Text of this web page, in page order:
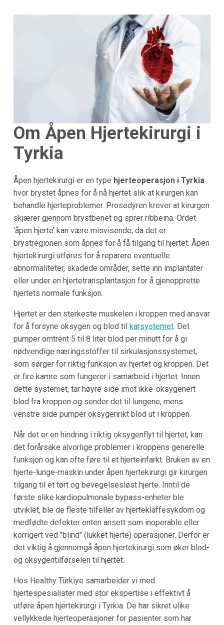
Om Åpen Hjertekirurgi i
Tyrkia
Åpen hjertekirurgi er en type hjerteoperasjon i Tyrkia
hvor brystet åpnes for å nå hjertet slik at kirurgen kan
behandle hjerteproblemer. Prosedyren krever at kirurgen
skjærer gjennom brystbenet og sprer ribbeina. Ordet
‘åpen hjerte’ kan være misvisende, da det er
brystregionen som åpnes for å få tilgang til hjertet. Åpen
hjertekirurgi utføres for å reparere eventuelle
abnormaliteter, skadede områder, sette inn implantater
eller under en hjertetransplantasjon for å gjenopprette
hjertets normale funksjon.
Hjertet er den sterkeste muskelen i kroppen med ansvar
for å forsyne oksygen og blod til karsystemet. Det
pumper omtrent 5 til 8 liter blod per minutt for å gi
nødvendige næringsstoffer til sirkulasjonssystemet,
som sørger for riktig funksjon av hjertet og kroppen. Det
er fire kamre som fungerer i samarbeid i hjertet. Innen
dette systemet, tar høyre side imot ikke-oksygenert
blod fra kroppen og sender det til lungene, mens
venstre side pumper oksygenrikt blod ut i kroppen.
Når det er en hindring i riktig oksygenflyt til hjertet, kan
det forårsake alvorlige problemer i kroppens generelle
funksjon og kan ofte føre til et hjerteinfarkt. Bruken av en
hjerte-lunge-maskin under åpen hjertekirurgi gir kirurgen
tilgang til et tørt og bevegelsesløst hjerte. Inntil de
første slike kardiopulmonale bypass-enheter ble
utviklet, ble de fleste tilfeller av hjerteklaffesykdom og
medfødte defekter enten ansett som inoperable eller
korrigert ved "blind" (lukket hjerte) operasjoner. Derfor er
det viktig å gjennomgå åpen hjertekirurgi som øker blod-
og oksygentilførselen til hjertet.
Hos Healthy Türkiye samarbeider vi med
hjertespesialister med stor ekspertise i effektivt å
utføre åpen hjertekirurgi i Tyrkia. De har sikret ulike
vellykkede hjerteoperasjoner for pasienter som har